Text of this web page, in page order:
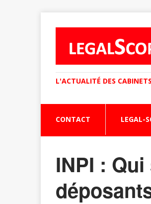
L'ACTUALITÉ DES
CONTACT LEGAL-
INPI :